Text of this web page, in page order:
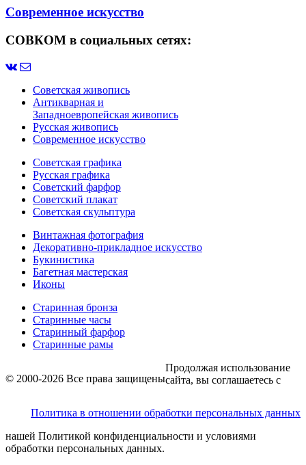
Современное искусство
СОВКОМ в социальных сетях:
Советская живопись
Антикварная и
Западноевропейская живопись
Русская живопись
Современное искусство
Советская графика
Русская графика
Советский фарфор
Советский плакат
Советская скульптура
Винтажная фотография
Декоративно-прикладное искусство
Букинистика
Багетная мастерская
Иконы
Старинная бронза
Старинные часы
Старинный фарфор
Старинные рамы
© 2000-2026 Все права защищены
Политика в отношении обработки персональных данных
Продолжая использование
сайта, вы соглашаетесь с
нашей Политикой конфиденциальности и условиями
обработки персональных данных.